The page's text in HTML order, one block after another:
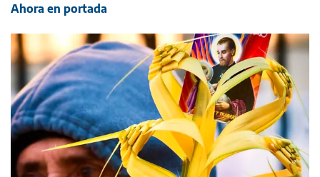
Ahora en portada